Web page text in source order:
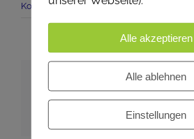
Kommentare
Artikel teilen
X Pinterest
Alle akzeptieren
Alle ablehnen
Einstellungen